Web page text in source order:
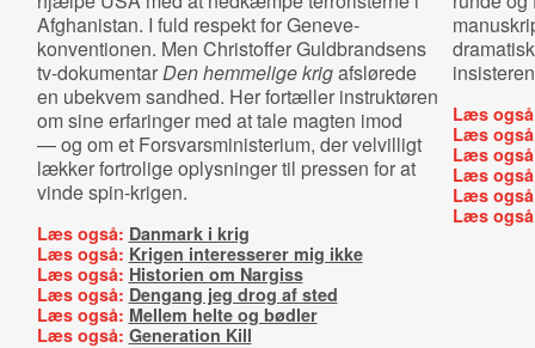
Afghanistan. I fuld respekt for Geneve-
konventionen. Men Christoffer Guldbrandsens
tv-dokumentarDen hemmelige krigafslørede
en ubekvem sandhed. Her fortæller instruktøren
om sine erfaringer med at tale magten imod
— og om et Forsvarsministerium, der velvilligt
lækker fortrolige oplysninger til pressen for at
vinde spin-krigen.
Læs også: Danmark i krig
Læs også: Krigen interesserer mig ikke
Læs også: Historien om Nargiss
Læs også: Dengang jeg drog af sted
Læs også: Mellem helte og bødler
Læs også: Generation Kill
Læs
Læs
Læs
Læs
Læs
Læs